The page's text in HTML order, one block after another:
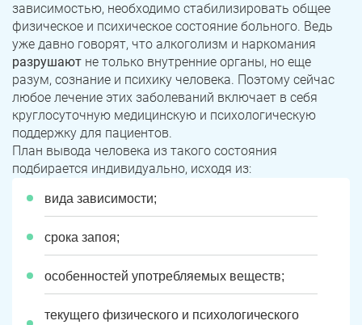
зависимостью, необходимо стабилизировать общее
физическое и психическое состояние больного. Ведь
уже давно говорят, что алкоголизм и наркомания
разрушают не только внутренние органы, но еще
разум, сознание и психику человека. Поэтому сейчас
любое лечение этих заболеваний включает в себя
круглосуточную медицинскую и психологическую
поддержку для пациентов.
План вывода человека из такого состояния
подбирается индивидуально, исходя из:
вида зависимости;
срока запоя;
особенностей употребляемых веществ;
текущего физического и психологического